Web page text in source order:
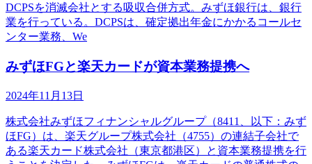
DCPSを消滅会社とする吸収合併方式。みずほ銀行は、銀行
業を行っている。DCPSは、確定拠出年金にかかるコールセ
ンター業務、We
みずほFGと楽天カードが資本業務提携へ
2024年11月13日
株式会社みずほフィナンシャルグループ（8411、以下：みず
ほFG）は、楽天グループ株式会社（4755）の連結子会社で
ある楽天カード株式会社（東京都港区）と資本業務提携を行